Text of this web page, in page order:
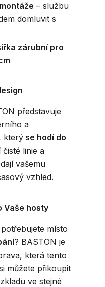
– službu
domluvit s
zárubní pro
představuje
a
který se hodí do
čisté linie a
vašemu
vzhled.
Vaše hosty
místo
? BASTON je
která tento
můžete přikoupit
ve stejné